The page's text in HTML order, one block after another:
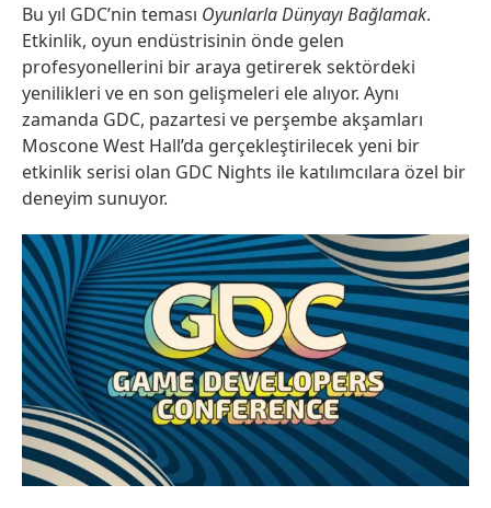
Bu yıl GDC’nin teması Oyunlarla Dünyayı Bağlamak.
Etkinlik, oyun endüstrisinin önde gelen
profesyonellerini bir araya getirerek sektördeki
yenilikleri ve en son gelişmeleri ele alıyor. Aynı
zamanda GDC, pazartesi ve perşembe akşamları
Moscone West Hall’da gerçekleştirilecek yeni bir
etkinlik serisi olan GDC Nights ile katılımcılara özel bir
deneyim sunuyor.